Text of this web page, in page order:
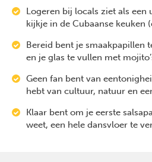
Logeren bij locals ziet als een
kijkje in de Cubaanse keuken
Bereid bent je smaakpapillen
en je glas te vullen met
Geen fan bent van
hebt van cultuur, natuur en
Klaar bent om je eerste
weet, een hele dansvloer te